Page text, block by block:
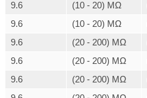
9.6
(10 - 20) MΩ
9.6
(10 - 20) MΩ
9.6
(20 - 200) MΩ
9.6
(20 - 200) MΩ
9.6
(20 - 200) MΩ